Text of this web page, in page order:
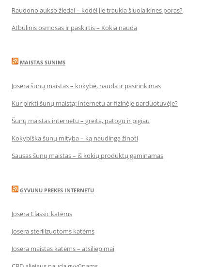
Raudono aukso žiedai – kodėl jie traukia šiuolaikines poras?
Atbulinis osmosas ir paskirtis – Kokia nauda
MAISTAS SUNIMS
Josera šunų maistas – kokybė, nauda ir pasirinkimas
Kur pirkti šunų maistą: internetu ar fizinėje parduotuvėje?
Šunų maistas internetu – greita, patogu ir pigiau
Kokybiška šunų mityba – ką naudinga žinoti
Sausas šunų maistas – iš kokių produktų gaminamas
GYVUNU PREKES INTERNETU
Josera Classic katėms
Josera sterilizuotoms katėms
Josera maistas katėms – atsiliepimai